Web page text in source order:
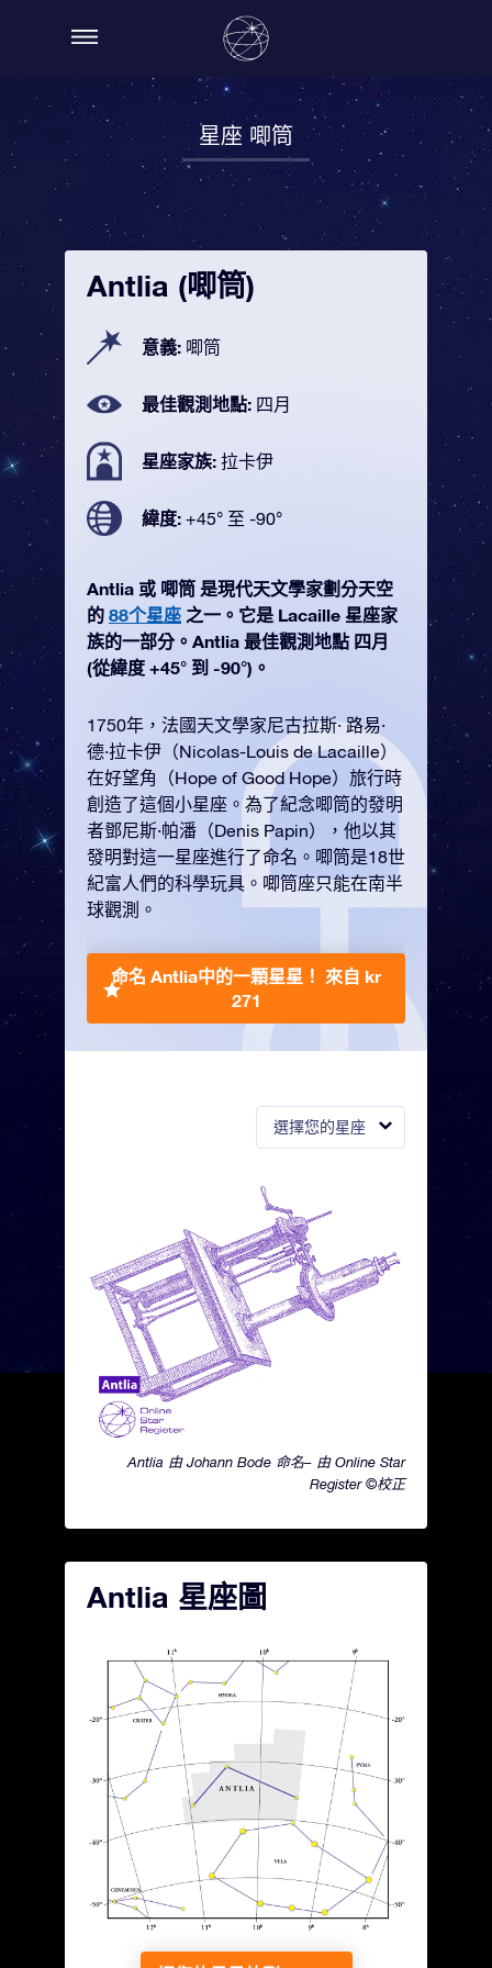
星座 唧筒
選擇您的星座
Antlia 由 Johann Bode 命名– 由 Online Star
Register ©校正
Antlia (唧筒)
意義: 唧筒
最佳觀測地點: 四月
星座家族: 拉卡伊
緯度: +45° 至 -90°
Antlia 或 唧筒 是現代天文學家劃分天空
的 88个星座 之一。它是 Lacaille 星座家
族的一部分。Antlia 最佳觀測地點 四月
(從緯度 +45° 到 -90°)。
1750年，法國天文學家尼古拉斯· 路易·
德·拉卡伊（Nicolas-Louis de Lacaille）
在好望角（Hope of Good Hope）旅行時
創造了這個小星座。為了紀念唧筒的發明
者鄧尼斯·帕潘（Denis Papin），他以其
發明對這一星座進行了命名。唧筒是18世
紀富人們的科學玩具。唧筒座只能在南半
球觀測。
命名 Antlia中的一顆星星！ 來自 kr
271
Antlia 星座圖